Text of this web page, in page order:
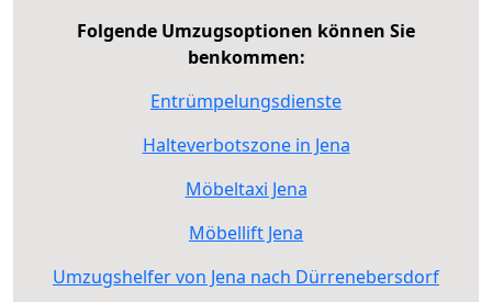
Folgende Umzugsoptionen können Sie
benkommen:
Entrümpelungsdienste
Halteverbotszone in Jena
Möbeltaxi Jena
Möbellift Jena
Umzugshelfer von Jena nach Dürrenebersdorf